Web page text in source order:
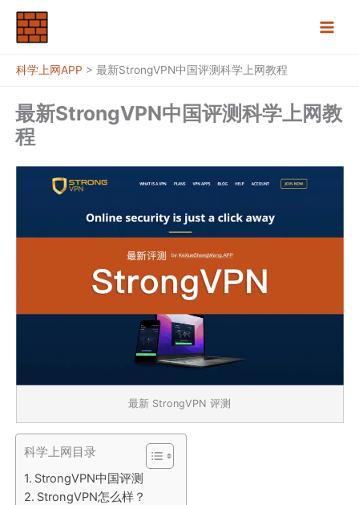
科学上网APP > 最新StrongVPN中国评测科学上网教程
最新StrongVPN中国评测科学上网教
程
最新 StrongVPN 评测
科学上网目录
StrongVPN中国评测
StrongVPN怎么样？